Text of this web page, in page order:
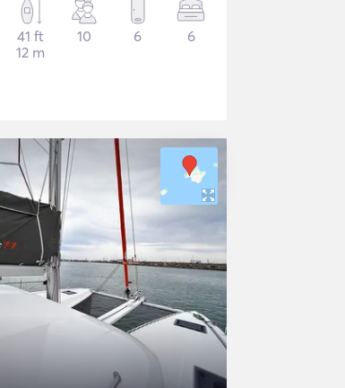
41 ft
12 m
10 6 6